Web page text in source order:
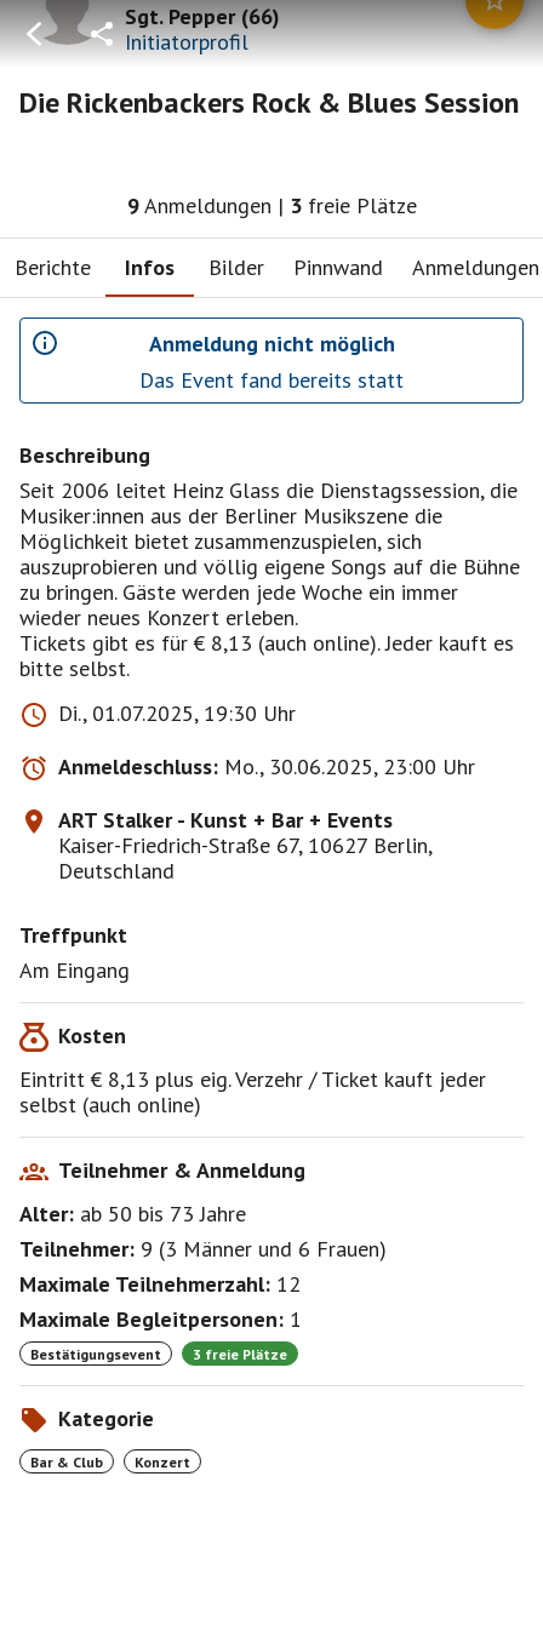
Sgt. Pepper(66)
Initiatorprofil
Die Rickenbackers Rock & Blues Session
9Anmeldungen | 3 freie Plätze
Berichte Infos Bilder Pinnwand Anmeldungen
Anmeldung nicht möglich
Das Event fand bereits statt
Beschreibung
Seit 2006 leitet Heinz Glass die Dienstagssession, die
Musiker:innen aus der Berliner Musikszene die
Möglichkeit bietet zusammenzuspielen, sich
auszuprobieren und völlig eigene Songs auf die Bühne
zu bringen. Gäste werden jede Woche ein immer
wieder neues Konzert erleben.
Tickets gibt es für € 8,13 (auch online). Jeder kauft es
bitte selbst.
Di., 01.07.2025, 19:30 Uhr
Anmeldeschluss: Mo., 30.06.2025, 23:00 Uhr
ART Stalker - Kunst + Bar + Events
Kaiser-Friedrich-Straße 67, 10627 Berlin,
Deutschland
Treffpunkt
Am Eingang
Kosten
Eintritt € 8,13 plus eig. Verzehr / Ticket kauft jeder
selbst (auch online)
Teilnehmer & Anmeldung
Alter: ab 50 bis 73Jahre
Teilnehmer: 9 (3 Männer und 6 Frauen)
Maximale Teilnehmerzahl: 12
Maximale Begleitpersonen: 1
Bestätigungsevent 3 freie Plätze
Kategorie
Bar & Club Konzert